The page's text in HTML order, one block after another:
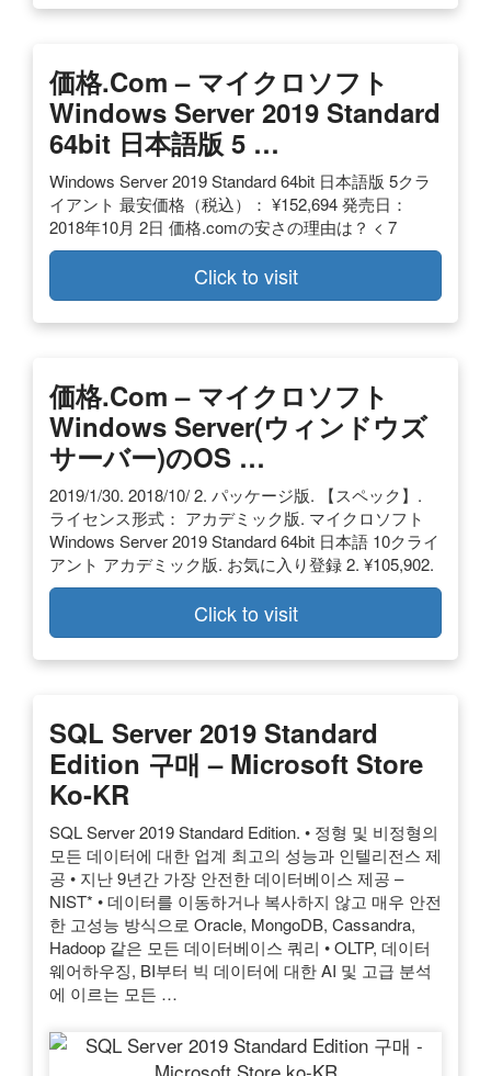
価格.com – マイクロソフト
Windows Server 2019 Standard
64bit 日本語版 5 …
Windows Server 2019 Standard 64bit 日本語版 5クラ
イアント 最安価格（税込）： ¥152,694 発売日：
2018年10月 2日 価格.comの安さの理由は？ < 7
Click to visit
価格.com – マイクロソフト
Windows Server(ウィンドウズ
サーバー)のOS …
2019/1/30. 2018/10/ 2. パッケージ版. 【スペック】.
ライセンス形式： アカデミック版. マイクロソフト
Windows Server 2019 Standard 64bit 日本語 10クライ
アント アカデミック版. お気に入り登録 2. ¥105,902.
Click to visit
SQL Server 2019 Standard
Edition 구매 – Microsoft Store
Ko-KR
SQL Server 2019 Standard Edition. • 정형 및 비정형의
모든 데이터에 대한 업계 최고의 성능과 인텔리전스 제
공 • 지난 9년간 가장 안전한 데이터베이스 제공 –
NIST* • 데이터를 이동하거나 복사하지 않고 매우 안전
한 고성능 방식으로 Oracle, MongoDB, Cassandra,
Hadoop 같은 모든 데이터베이스 쿼리 • OLTP, 데이터
웨어하우징, BI부터 빅 데이터에 대한 AI 및 고급 분석
에 이르는 모든 …